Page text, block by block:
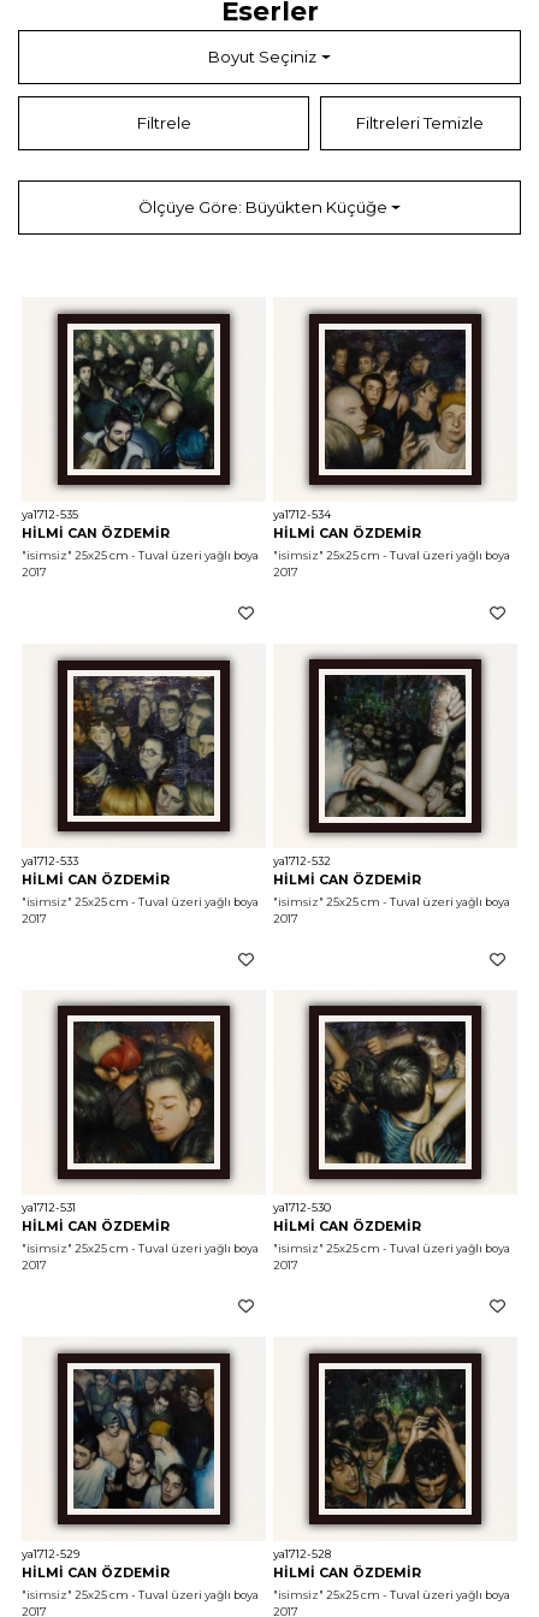
Eserler
Boyut Seçiniz
Filtrele Filtreleri Temizle
Ölçüye Göre: Büyükten Küçüğe
ya1712-535
HİLMİ CAN ÖZDEMİR
"isimsiz" 25x25 cm - Tuval üzeri yağlı boya
2017
ya1712-534
HİLMİ CAN ÖZDEMİR
"isimsiz" 25x25 cm - Tuval üzeri yağlı boya
2017
ya1712-533
HİLMİ CAN ÖZDEMİR
"isimsiz" 25x25 cm - Tuval üzeri yağlı boya
2017
ya1712-532
HİLMİ CAN ÖZDEMİR
"isimsiz" 25x25 cm - Tuval üzeri yağlı boya
2017
ya1712-531
HİLMİ CAN ÖZDEMİR
"isimsiz" 25x25 cm - Tuval üzeri yağlı boya
2017
ya1712-530
HİLMİ CAN ÖZDEMİR
"isimsiz" 25x25 cm - Tuval üzeri yağlı boya
2017
ya1712-529
HİLMİ CAN ÖZDEMİR
"isimsiz" 25x25 cm - Tuval üzeri yağlı boya
2017
ya1712-528
HİLMİ CAN ÖZDEMİR
"isimsiz" 25x25 cm - Tuval üzeri yağlı boya
2017